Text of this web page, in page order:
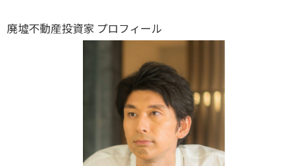
廃墟不動産投資家 プロフィール